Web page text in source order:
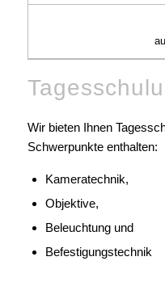
Wir bieten Ihnen
Schwerpunkte enthalten:
Kameratechnik,
Objektive,
Beleuchtung und
Befestigungstechnik